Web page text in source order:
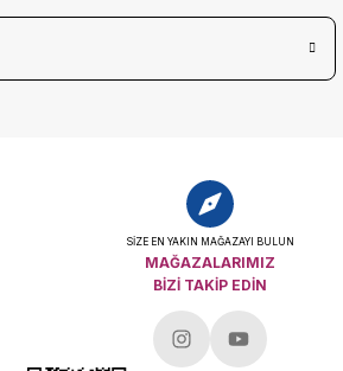
SİZE EN YAKIN MAĞAZAYI BULUN
MAĞAZALARIMIZ
BİZİ TAKİP EDİN